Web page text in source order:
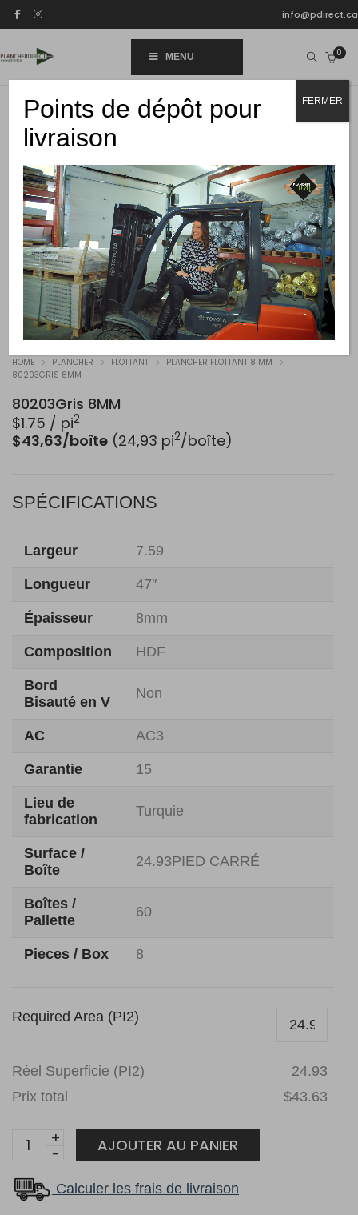
info@pdirect.ca
MENU 0
HOME PLANCHER FLOTTANT
PLANCHER FLOTTANT 8 MM
80203GRIS 8MM
80203Gris 8MM
$1.75 / pi2
$43,63/boîte (24,93 pi2/boîte)
SPÉCIFICATIONS
Largeur 7.59
Longueur 47″
Épaisseur 8mm
Composition HDF
Bord
Bisauté en V
Non
AC AC3
Garantie 15
Lieu de
fabrication
Turquie
Surface /
Boîte
24.93PIED CARRÉ
Boîtes /
Pallette
60
Pieces / Box 8
Required Area (PI2)
Réel Superficie (PI2)
24.93
Prix total
$43.63
80203Gris
quantity
AJOUTER AU PANIER
Calculer les frais de livraison
Points de dépôt pour
livraison
FERMER